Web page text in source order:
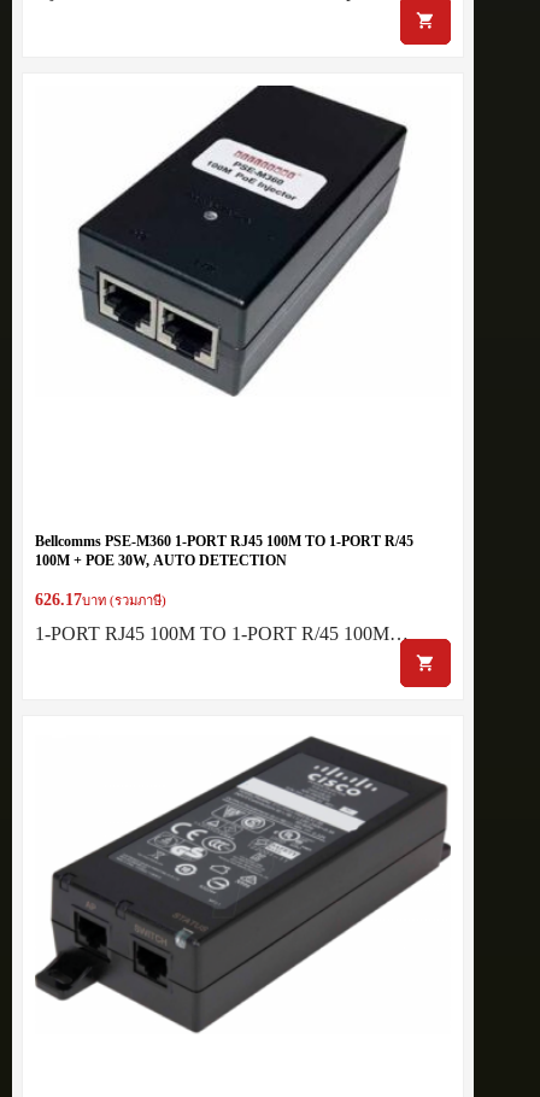
Bellcomms PSE-M360 1-PORT RJ45 100M TO 1-PORT R/45
100M + POE 30W, AUTO DETECTION
626.17บาท (รวมภาษี)
1-PORT RJ45 100M TO 1-PORT R/45 100M…